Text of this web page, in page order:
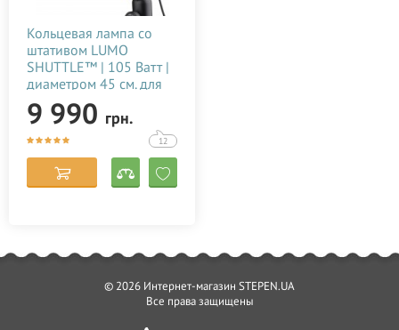
Кольцевая лампа со
штативом LUMO
SHUTTLE™ | 105 Ватт |
диаметром 45 см. для
тик тока, селфи, фото,
видео, блогеров,
визажиста купить
недорого в Украине
(Киеве) 15082022
9 990 грн.
12
© 2026 Интернет-магазин STEPEN.UA
Все права защищены